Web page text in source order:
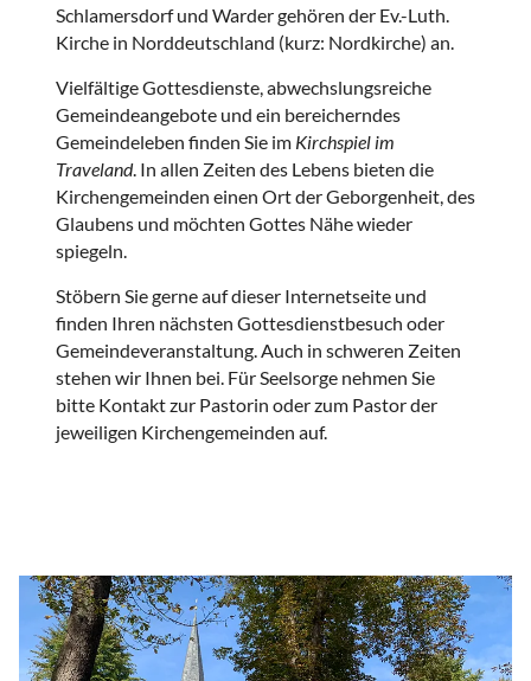
Schlamersdorf und Warder gehören der Ev.-Luth.
Kirche in Norddeutschland (kurz: Nordkirche) an.
Vielfältige Gottesdienste, abwechslungsreiche
Gemeindeangebote und ein bereicherndes
Gemeindeleben finden Sie im Kirchspiel im
Traveland. In allen Zeiten des Lebens bieten die
Kirchengemeinden einen Ort der Geborgenheit, des
Glaubens und möchten Gottes Nähe wieder
spiegeln.
Stöbern Sie gerne auf dieser Internetseite und
finden Ihren nächsten Gottesdienstbesuch oder
Gemeindeveranstaltung. Auch in schweren Zeiten
stehen wir Ihnen bei. Für Seelsorge nehmen Sie
bitte Kontakt zur Pastorin oder zum Pastor der
jeweiligen Kirchengemeinden auf.